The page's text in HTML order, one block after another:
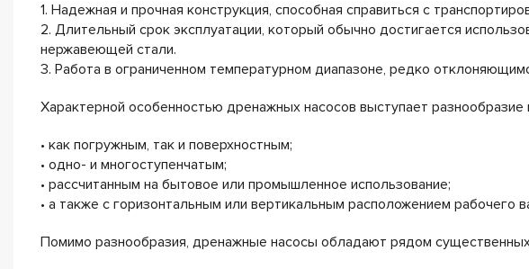
1. Надежная и прочная конструкция, способная справиться с
2. Длительный срок эксплуатации, который обычно достигается
нержавеющей стали.
3. Работа в ограниченном температурном диапазоне, редко
Характерной особенностью дренажных насосов выступает
• как погружным, так и поверхностным;
• одно- и многоступенчатым;
• рассчитанным на бытовое или промышленное использование;
• а также с горизонтальным или вертикальным расположением рабочего
Помимо разнообразия, дренажные насосы обладают рядом